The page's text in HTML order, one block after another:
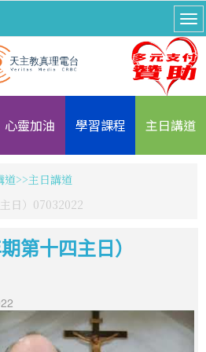
心靈加油 學習課程 主日講道
道
主日講道
日）07032022
第十四主日）